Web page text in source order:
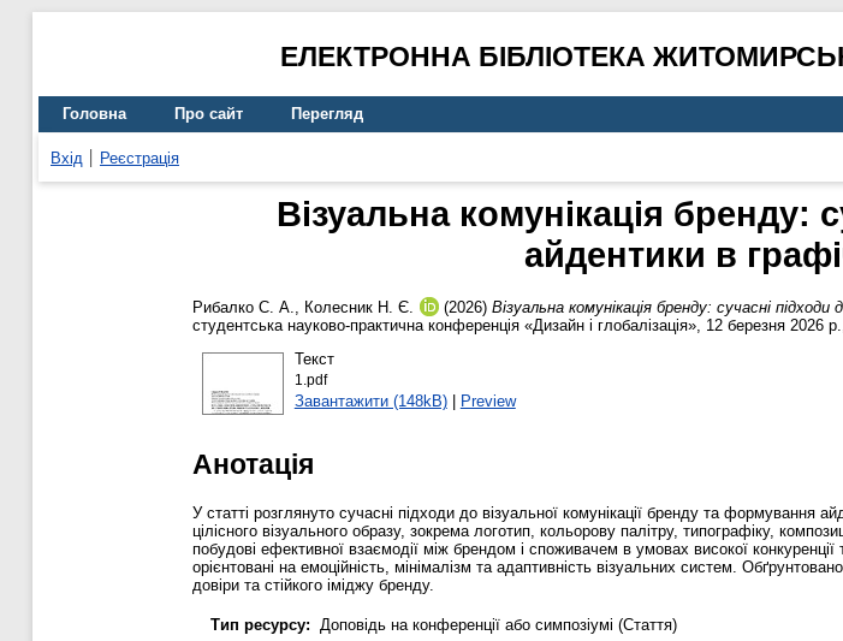
ЕЛЕКТРОННА БІБЛІОТЕКА
Головна Про сайт Перегляд
Вхід Реєстрація
Візуальна комунікація бренду:
айдентики в
Рибалко С. А., Колесник Н. Є. (2026) Візуальна комунікація бренду: сучасні
студентська науково-практична конференція «Дизайн і глобалізація», 12 березня
Текст
1.pdf
Завантажити (148kB)| Preview
Анотація
У статті розглянуто сучасні підходи до візуальної комунікації бренду та формування
цілісного візуального образу, зокрема логотип, кольорову палітру, типографіку,
побудові ефективної взаємодії між брендом і споживачем в умовах високої
орієнтовані на емоційність, мінімалізм та адаптивність візуальних систем.
довіри та стійкого іміджу бренду.
Тип ресурсу: Доповідь на конференції або симпозіумі (Стаття)